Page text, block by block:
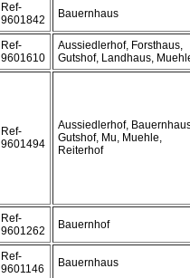
Ref-
9601842
Bauernhaus
Ref-
9601610
Aussiedlerhof, Forsthaus,
Gutshof, Landhaus,
Ref-
9601494
Aussiedlerhof,
Gutshof, Mu, Muehle,
Reiterhof
Ref-
9601262
Bauernhof
Ref-
9601146
Bauernhaus